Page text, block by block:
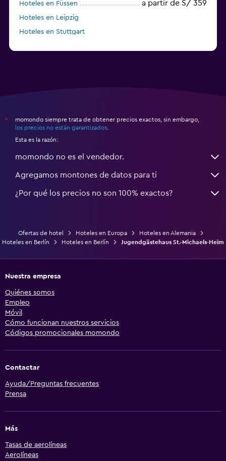
Hoteles en Füssen a partir de S/ 359
Hoteles en Leipzig
Hoteles en Stuttgart
*
momondo siempre trata de obtener precios exactos, sin embargo,
los precios no están garantizados
Esta es la razón:
momondo no es el vendedor.
Agregamos montones de datos para ti
¿Por qué los precios no son 100% exactos?
Ofertas de hotel Hoteles en Europa
Hoteles en Alemania
Hoteles en Berlín
Hoteles en Berlín Jugendgästehaus St.-Michaels-Heim
Nuestra empresa
Quiénes somos
Empleo
Móvil
Cómo funcionan nuestros servicios
Códigos promocionales momondo
Contactar
Ayuda/Preguntas frecuentes
Prensa
Más
Tasas de aerolíneas
Aerolíneas